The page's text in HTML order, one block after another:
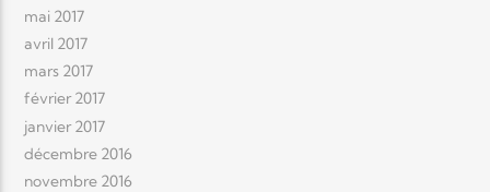
mai 2017
avril 2017
mars 2017
février 2017
janvier 2017
décembre 2016
novembre 2016